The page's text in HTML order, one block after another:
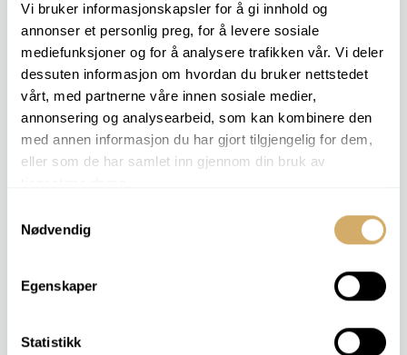
Vi bruker informasjonskapsler for å gi innhold og
annonser et personlig preg, for å levere sosiale
mediefunksjoner og for å analysere trafikken vår. Vi deler
dessuten informasjon om hvordan du bruker nettstedet
vårt, med partnerne våre innen sosiale medier,
annonsering og analysearbeid, som kan kombinere den
med annen informasjon du har gjort tilgjengelig for dem,
eller som de har samlet inn gjennom din bruk av
Nødvendig
Egenskaper
Statistikk
OIL 2
OIL 4
Wärmeträgeröl 2
Wärmeträgeröl 3
Wärmeträgeröl 4
FETT 1
FETT 2
EAL 3
Gasmotor 2
Auftragsanalyse -